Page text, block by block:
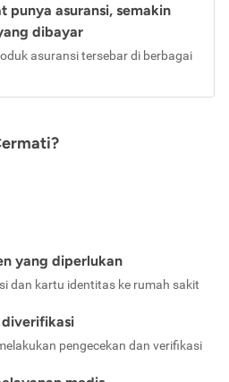
punya asuransi, semakin
dibayar
asuransi tersebar di berbagai
yang diperlukan
dan kartu identitas ke rumah sakit
diverifikasi
pengecekan dan verifikasi